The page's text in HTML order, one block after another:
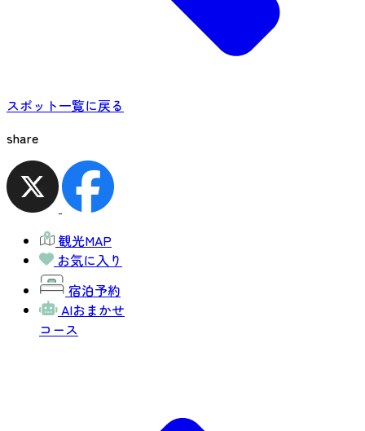
スポット一覧に戻る
share
観光MAP
お気に入り
宿泊予約
AIおまかせ
コース